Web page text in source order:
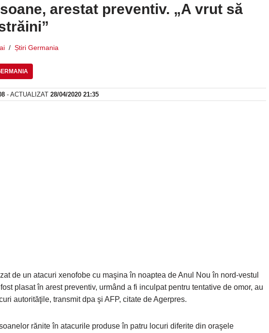
arestat preventiv. „A vrut să
Știri Germania
- ACTUALIZAT 28/04/2020 21:35
de un atacuri xenofobe cu maşina în noaptea de Anul Nou în nord-vestul
plasat în arest preventiv, urmând a fi inculpat pentru tentative de omor, au
autorităţile, transmit dpa şi AFP, citate de Agerpres.
rănite în atacurile produse în patru locuri diferite din oraşele